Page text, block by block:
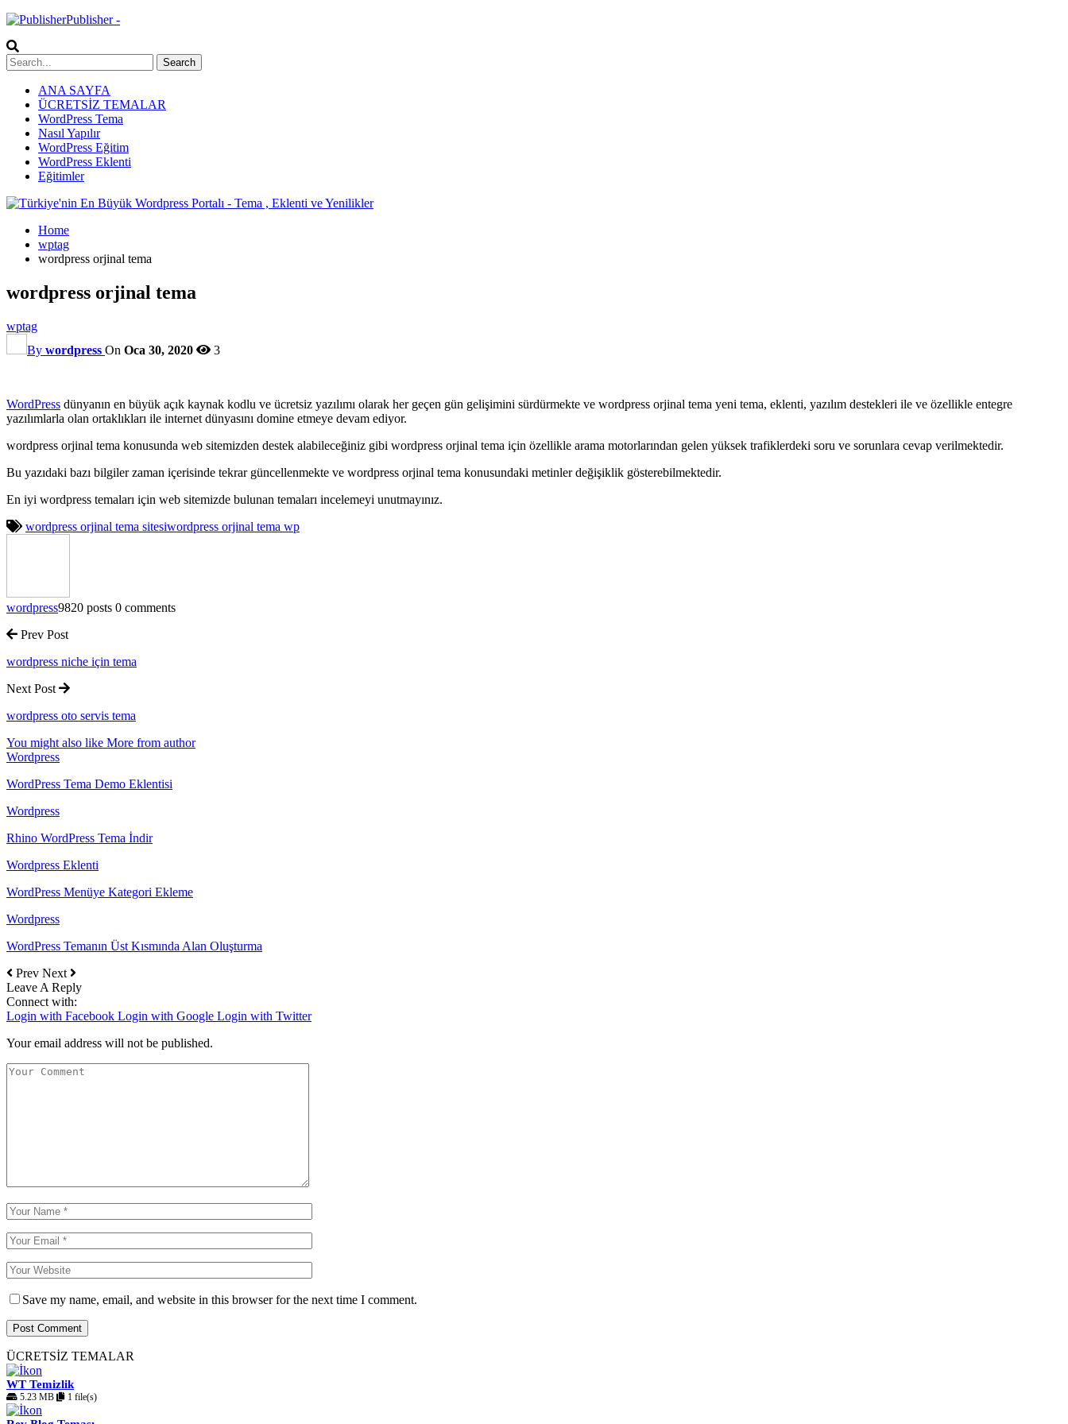
Publisher -
ANA SAYFA
ÜCRETSİZ TEMALAR
WordPress Tema
Nasıl Yapılır
WordPress Eğitim
WordPress Eklenti
Eğitimler
Home
wptag
wordpress orjinal tema
wordpress orjinal tema
wptag
By wordpress On Oca 30, 2020 3
WordPress dünyanın en büyük açık kaynak kodlu ve ücretsiz yazılımı olarak her geçen gün gelişimini sürdürmekte ve wordpress orjinal tema yeni tema, eklenti, yazılım destekleri ile ve özellikle entegre
yazılımlarla olan ortaklıkları ile internet dünyasını domine etmeye devam ediyor.
wordpress orjinal tema konusunda web sitemizden destek alabileceğiniz gibi wordpress orjinal tema için özellikle arama motorlarından gelen yüksek trafiklerdeki soru ve sorunlara cevap verilmektedir.
Bu yazıdaki bazı bilgiler zaman içerisinde tekrar güncellenmekte ve wordpress orjinal tema konusundaki metinler değişiklik gösterebilmektedir.
En iyi wordpress temaları için web sitemizde bulunan temaları incelemeyi unutmayınız.
wordpress orjinal tema sitesiwordpress orjinal tema wp
wordpress9820 posts 0 comments
Prev Post
wordpress niche için tema
Next Post
wordpress oto servis tema
You might also like More from author
Wordpress
WordPress Tema Demo Eklentisi
Wordpress
Rhino WordPress Tema İndir
Wordpress Eklenti
WordPress Menüye Kategori Ekleme
Wordpress
WordPress Temanın Üst Kısmında Alan Oluşturma
Prev Next
Leave A Reply
Connect with:
Login with Facebook Login with Google Login with Twitter
Your email address will not be published.
Save my name, email, and website in this browser for the next time I comment.
ÜCRETSİZ TEMALAR
WT Temizlik
5.23 MB 1 file(s)